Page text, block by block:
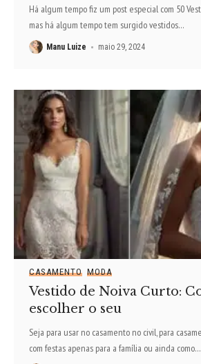
Há algum tempo fiz um post especial com 50
mas há algum tempo tem surgido vestidos…
Manu Luize maio 29, 2024
CASAMENTO MODA
Vestido de Noiva Curto:
escolher o seu
Seja para usar no casamento no civil, para
com festas apenas para a família ou ainda como…